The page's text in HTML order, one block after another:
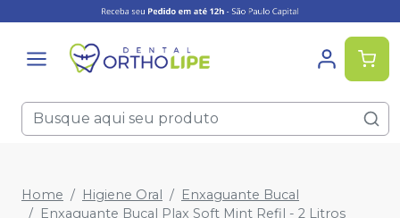
Home Higiene Oral
Enxaguante Bucal
Enxaguante Bucal Plax Soft Mint Refil - 2 Litros